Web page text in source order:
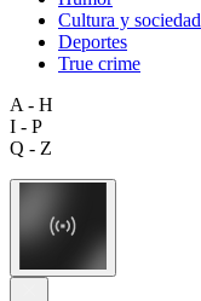
Cultura y sociedad
Deportes
True crime
A - H
I - P
Q - Z